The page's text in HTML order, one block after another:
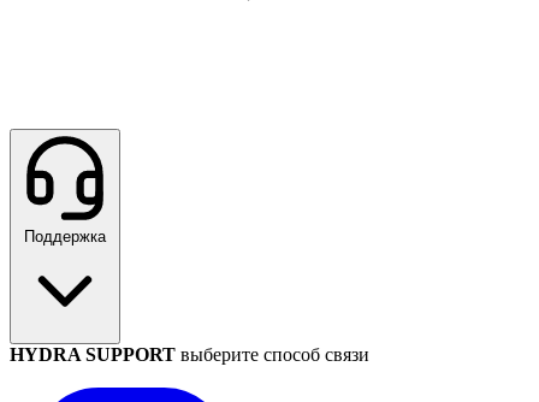
Поддержка
HYDRA SUPPORT выберите способ связи